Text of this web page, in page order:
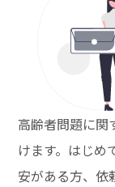
高齢者問題に関
けます。はじめ
安がある方、依